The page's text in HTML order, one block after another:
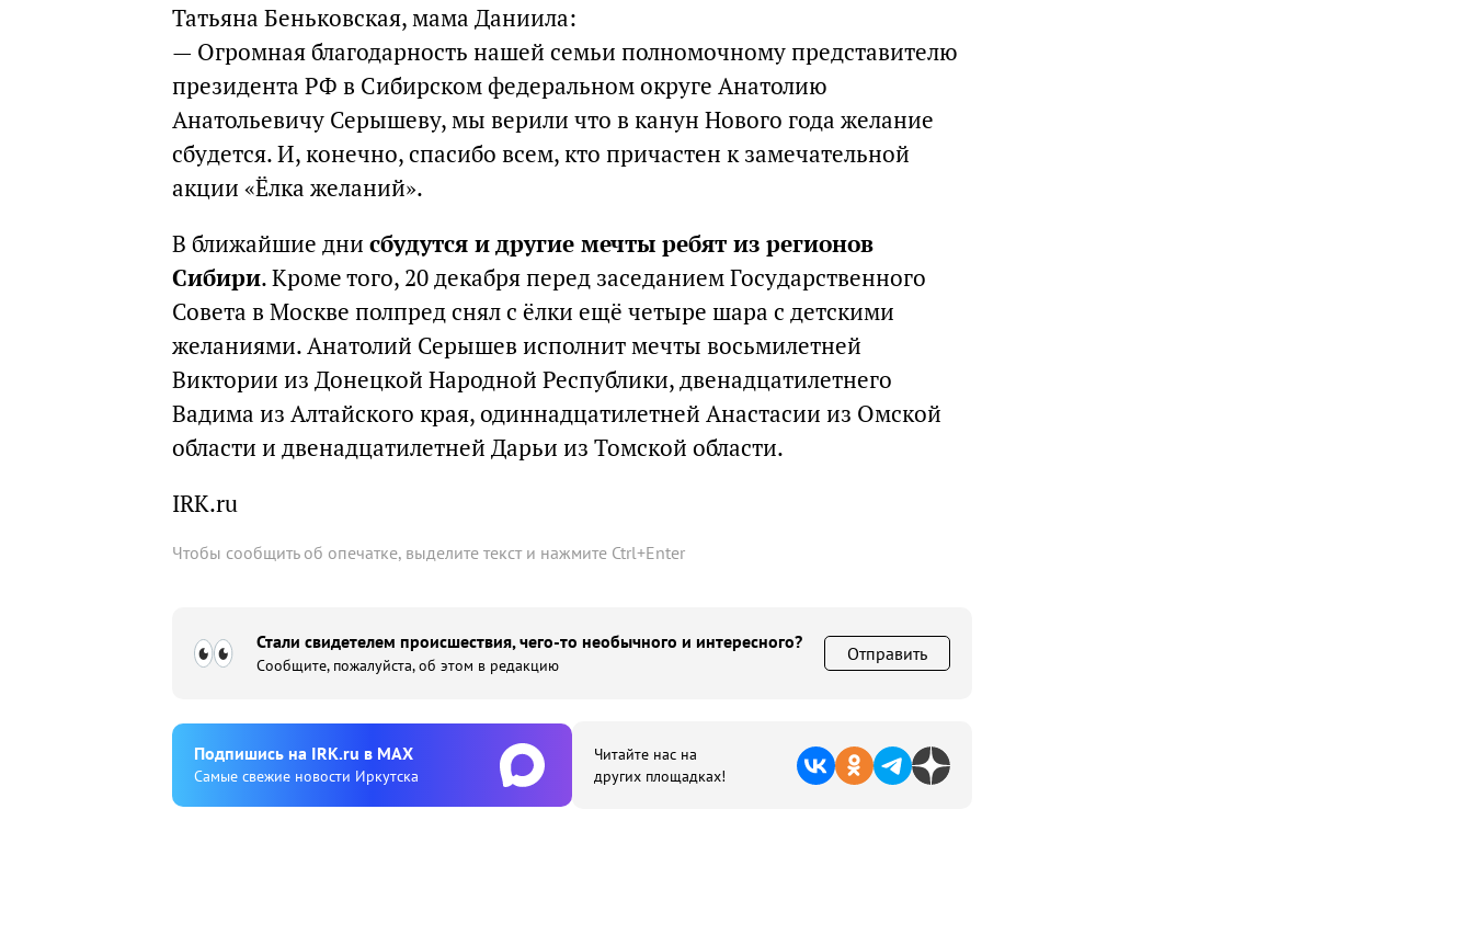
Татьяна Беньковская, мама Даниила:
— Огромная благодарность нашей семьи полномочному представителю
президента РФ в Сибирском федеральном округе Анатолию
Анатольевичу Серышеву, мы верили что в канун Нового года желание
сбудется. И, конечно, спасибо всем, кто причастен к замечательной
акции «Ёлка желаний».
В ближайшие дни сбудутся и другие мечты ребят из регионов
Сибири. Кроме того, 20 декабря перед заседанием Государственного
Совета в Москве полпред снял с ёлки ещё четыре шара с детскими
желаниями. Анатолий Серышев исполнит мечты восьмилетней
Виктории из Донецкой Народной Республики, двенадцатилетнего
Вадима из Алтайского края, одиннадцатилетней Анастасии из Омской
области и двенадцатилетней Дарьи из Томской области.
IRK.ru
Чтобы сообщить об опечатке, выделите текст и нажмите Ctrl+Enter
Стали свидетелем происшествия, чего-то необычного и интересного?
Сообщите, пожалуйста, об этом в редакцию
Отправить
Подпишиcь на IRK.ru в MAX
Cамые свежие новости Иркутска
Читайте нас на
других площадках!